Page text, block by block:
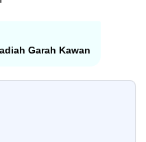
Garah Kawan